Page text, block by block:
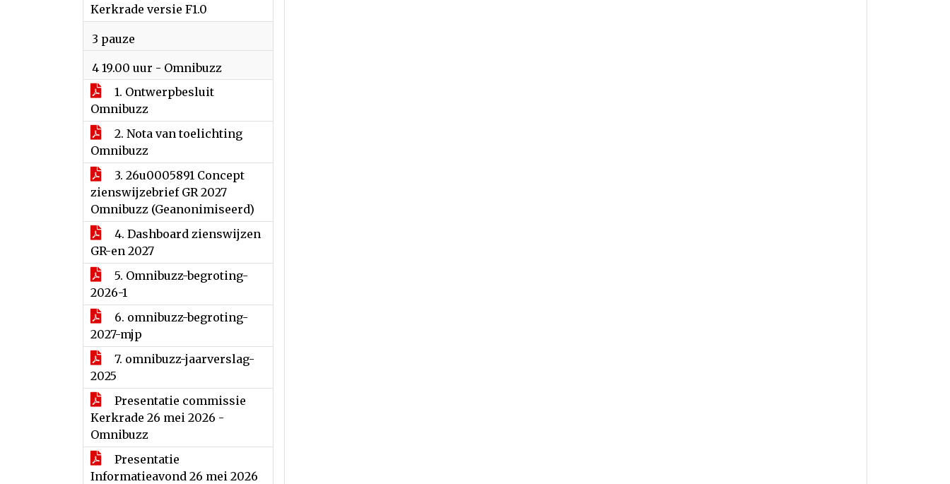
Kerkrade versie F1.0
3 pauze
4 19.00 uur - Omnibuzz
1. Ontwerpbesluit
Omnibuzz
2. Nota van toelichting
Omnibuzz
3. 26u0005891 Concept
zienswijzebrief GR 2027
Omnibuzz (Geanonimiseerd)
4. Dashboard zienswijzen
GR-en 2027
5. Omnibuzz-begroting-
2026-1
6. omnibuzz-begroting-
2027-mjp
7. omnibuzz-jaarverslag-
2025
Presentatie commissie
Kerkrade 26 mei 2026 -
Omnibuzz
Presentatie
Informatieavond 26 mei 2026